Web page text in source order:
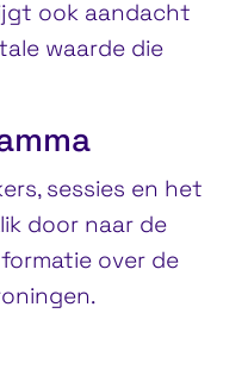
ook aandacht
waarde die
sessies en het
door naar de
over de